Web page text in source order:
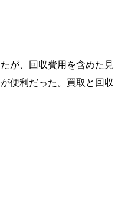
が、回収費用を含めた見
便利だった。買取と回収